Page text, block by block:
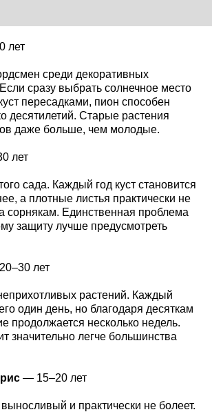
лет
среди декоративных
сразу выбрать солнечное место
пересадками, пион способен
десятилетий. Старые растения
даже больше, чем молодые.
лет
сада. Каждый год куст становится
а плотные листья практически не
сорнякам. Единственная проблема
защиту лучше предусмотреть
лет
растений. Каждый
один день, но благодаря десяткам
продолжается несколько недель.
значительно легче большинства
— 15–20 лет
и практически не болеет.